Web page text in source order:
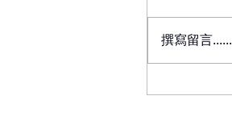
撰寫留言......